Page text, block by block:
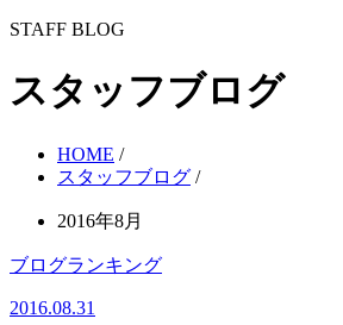
STAFF BLOG
スタッフブログ
HOME /
スタッフブログ /
2016年8月
ブログランキング
2016.08.31